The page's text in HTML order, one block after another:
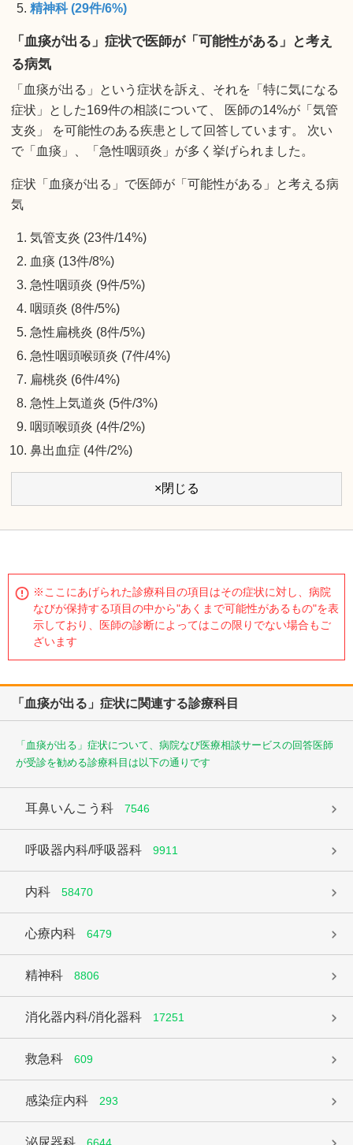
精神科 (29件/6%)
「血痰が出る」症状で医師が「可能性がある」と考え
る病気
「血痰が出る」という症状を訴え、それを「特に気になる
症状」とした169件の相談について、 医師の14%が「気管
支炎」 を可能性のある疾患として回答しています。 次い
で「血痰」、「急性咽頭炎」が多く挙げられました。
症状「血痰が出る」で医師が「可能性がある」と考える病
気
気管支炎 (23件/14%)
血痰 (13件/8%)
急性咽頭炎 (9件/5%)
咽頭炎 (8件/5%)
急性扁桃炎 (8件/5%)
急性咽頭喉頭炎 (7件/4%)
扁桃炎 (6件/4%)
急性上気道炎 (5件/3%)
咽頭喉頭炎 (4件/2%)
鼻出血症 (4件/2%)
×閉じる
※ここにあげられた診療科目の項目はその症状に対し、病院
なびが保持する項目の中から"あくまで可能性があるもの"を表
示しており、医師の診断によってはこの限りでない場合もご
ざいます
「血痰が出る」症状に関連する診療科目
「血痰が出る」症状について、病院なび医療相談サービスの回答医師
が受診を勧める診療科目は以下の通りです
耳鼻いんこう科 7546
呼吸器内科/呼吸器科 9911
内科 58470
心療内科 6479
精神科 8806
消化器内科/消化器科 17251
救急科 609
感染症内科 293
泌尿器科